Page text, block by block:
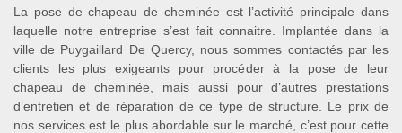
La pose de chapeau de cheminée est l’activité principale dans
laquelle notre entreprise s’est fait connaitre. Implantée dans la
ville de Puygaillard De Quercy, nous sommes contactés par les
clients les plus exigeants pour procéder à la pose de leur
chapeau de cheminée, mais aussi pour d’autres prestations
d’entretien et de réparation de ce type de structure. Le prix de
nos services est le plus abordable sur le marché, c’est pour cette